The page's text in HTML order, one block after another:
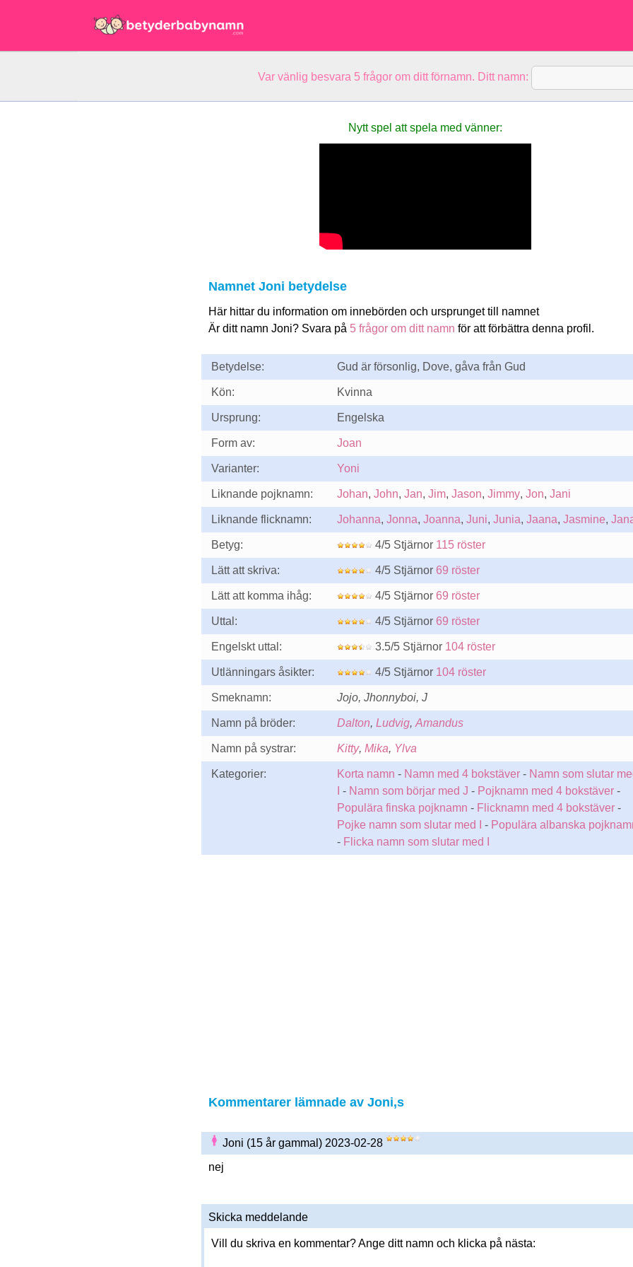
Var vänlig besvara 5 frågor om ditt förnamn. Ditt namn:
Nytt spel att spela med vänner:
Namnet Joni betydelse
Här hittar du information om innebörden och ursprunget till namnet
Är ditt namn Joni? Svara på 5 frågor om ditt namn för att förbättra denna profil.
Betydelse: Gud är försonlig, Dove, gåva från Gud
Kön: Kvinna
Ursprung: Engelska
Form av: Joan
Varianter: Yoni
Liknande pojknamn: Johan, John, Jan, Jim, Jason, Jimmy, Jon, Jani
Liknande flicknamn: Johanna, Jonna, Joanna, Juni, Junia, Jaana, Jasmine,
Betyg: 4/5 Stjärnor 115 röster
Lätt att skriva: 4/5 Stjärnor 69 röster
Lätt att komma ihåg: 4/5 Stjärnor 69 röster
Uttal: 4/5 Stjärnor 69 röster
Engelskt uttal: 3.5/5 Stjärnor 104 röster
Utlänningars åsikter: 4/5 Stjärnor 104 röster
Smeknamn: Jojo, Jhonnyboi, J
Namn på bröder: Dalton, Ludvig, Amandus
Namn på systrar: Kitty, Mika, Ylva
Kategorier: Korta namn - Namn med 4 bokstäver- Namn som slutar
- Namn som börjar med J - Pojknamn med 4 bokstäver-
Populära finska pojknamn - Flicknamn med 4 bokstäver-
Pojke namn som slutar med I
- Populära albanska
- Flicka namn som slutar med I
Kommentarer lämnade av Joni,s
Joni (15 år gammal) 2023-02-28
nej
Skicka meddelande
Vill du skriva en kommentar? Ange ditt namn och klicka på nästa: